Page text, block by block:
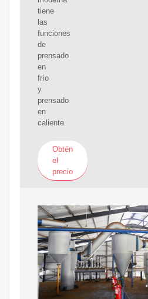
tiene
las
funciones
de
prensado
en
frío
y
prensado
en
caliente.
Obtén
el
precio